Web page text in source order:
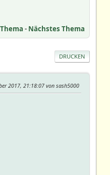
- Nächstes Thema
DRUCKEN
2017, 21:18:07 von sash5000